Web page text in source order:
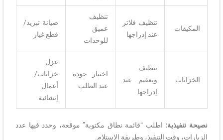
المكيفات
تنظيف فلاتر
عند إدراجها
تنظيف
عميق
للوحدات
صيانة تبريد/
قطع غيار
الخزانات
تنظيف
وتعقيم عند
إدراجها
اختبار جودة
عند الطلب
عزل
خزانات/
أعمال
إنشائية
نصيحة تنفيذية: اطلب “قائمة نطاق مكتوبة” موقعة، وحدد فيها عدد
الزيارات، وقت التنفيذ، وطريقة الاستلام.